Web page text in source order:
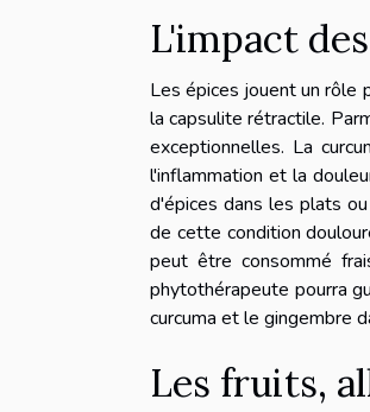
L'impact
Les épices jouent un rôle
la capsulite rétractile.
exceptionnelles. La
l'inflammation et la
d'épices dans les plats
de cette condition
peut être consommé
phytothérapeute pourra
curcuma et le gingembre
Les fruits,